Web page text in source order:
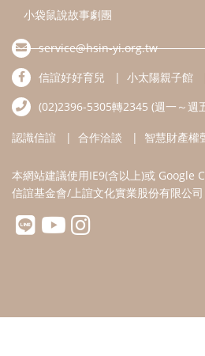
小袋鼠說故事劇團
service@hsin-yi.org.tw
信誼好好育兒
小太陽親子館
(02)2396-5305轉2345 (週一～週
認識信誼 合作洽談 智慧財產權
本網站建議使用IE9(含以上)或 Google
信誼基金會/上誼文化實業股份有限公